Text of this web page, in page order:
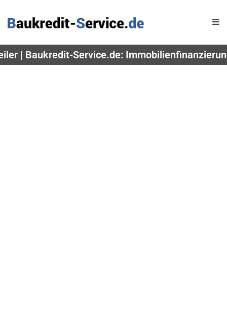
| Baukredit-Service.de: